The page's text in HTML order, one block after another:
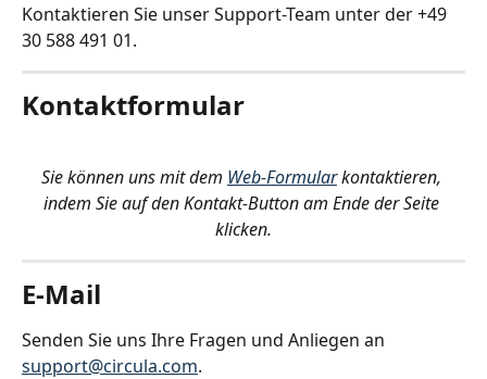
Kontaktieren Sie unser Support-Team unter der +49
30 588 491 01.
Kontaktformular
Sie können uns mit dem Web-Formular kontaktieren,
indem Sie auf den Kontakt-Button am Ende der Seite
klicken.
E-Mail
Senden Sie uns Ihre Fragen und Anliegen an
support@circula.com.